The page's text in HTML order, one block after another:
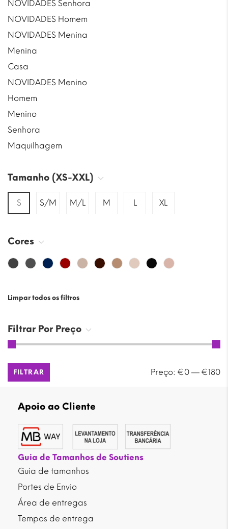
NOVIDADES Senhora
NOVIDADES Homem
NOVIDADES Menina
Menina
Casa
NOVIDADES Menino
Homem
Menino
Senhora
Maquilhagem
Tamanho (XS-XXL)
S S/M M/L M L XL
Cores
Limpar todos os filtros
Filtrar Por Preço
Preço
Preço
FILTRAR Preço: €0 — €180
Apoio ao Cliente
Guia de Tamanhos de Soutiens
Guia de tamanhos
Portes de Envio
Área de entregas
Tempos de entrega